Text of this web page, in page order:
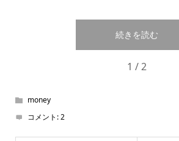
続きを読む
1 / 2
money
コメント:2